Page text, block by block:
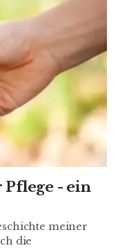
- ein
meiner
die